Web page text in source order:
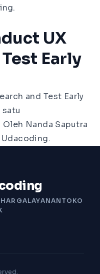
UX
Early
and Test Early
satu
Nanda Saputra
HARGALAYANAN TOKO